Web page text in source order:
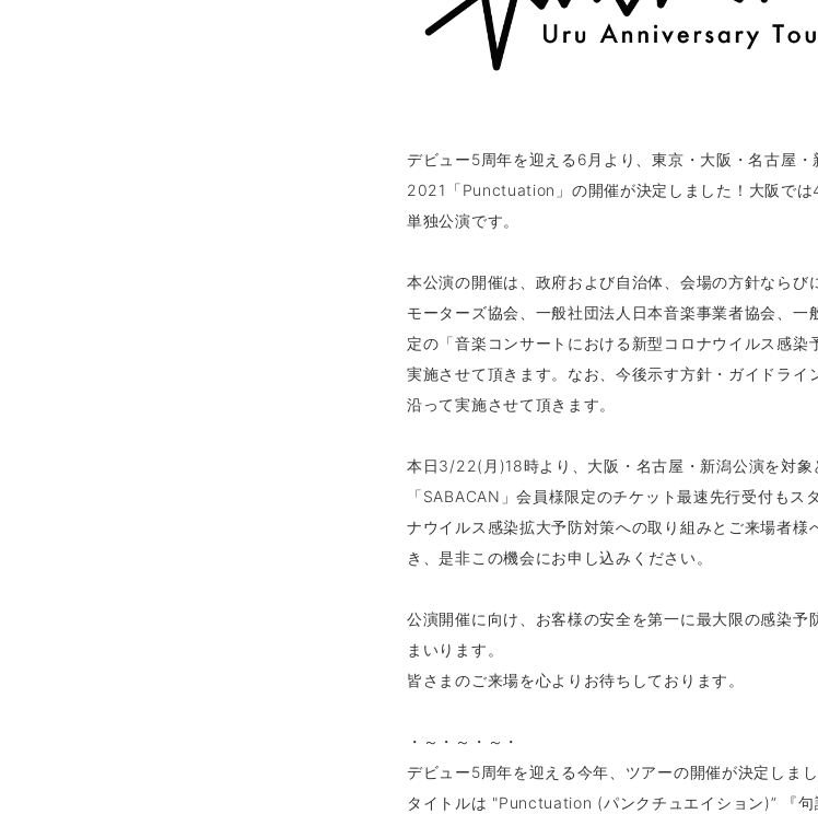
デビュー5周年を迎える6月より、東京・大阪・名古屋
2021「Punctuation」の開催が決定しました！大阪では
単独公演です。
本公演の開催は、政府および自治体、会場の方針ならび
モーターズ協会、一般社団法人日本音楽事業者協会、一
定の「音楽コンサートにおける新型コロナウイルス感染
実施させて頂きます。なお、今後示す方針・ガイドライ
沿って実施させて頂きます。
本日3/22(月)18時より、大阪・名古屋・新潟公演を対象
「SABACAN」会員様限定のチケット最速先行受付もス
ナウイルス感染拡大予防対策への取り組みとご来場者様
き、是非この機会にお申し込みください。
公演開催に向け、お客様の安全を第一に最大限の感染予
まいります。
皆さまのご来場を心よりお待ちしております。
・～・～・～・
デビュー5周年を迎える今年、ツアーの開催が決定しまし
タイトルは "Punctuation (パンクチュエイション)” 『句